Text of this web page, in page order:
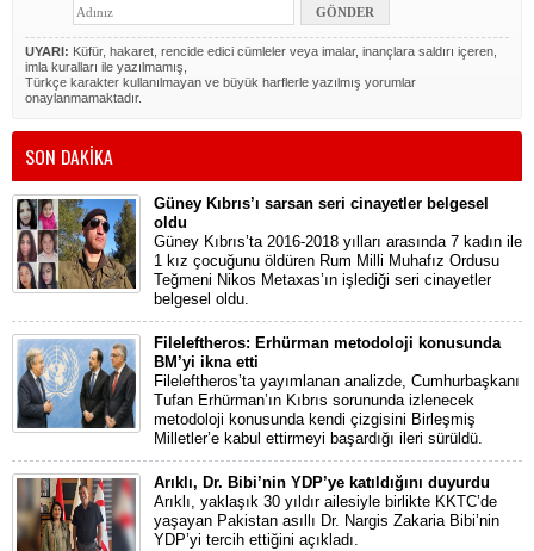
UYARI: Küfür, hakaret, rencide edici cümleler veya imalar, inançlara saldırı içeren,
imla kuralları ile yazılmamış,
Türkçe karakter kullanılmayan ve büyük harflerle yazılmış yorumlar
onaylanmamaktadır.
SON DAKİKA
Güney Kıbrıs’ı sarsan seri cinayetler belgesel
oldu
Güney Kıbrıs’ta 2016-2018 yılları arasında 7 kadın ile
1 kız çocuğunu öldüren Rum Milli Muhafız Ordusu
Teğmeni Nikos Metaxas’ın işlediği seri cinayetler
belgesel oldu.
Fileleftheros: Erhürman metodoloji konusunda
BM’yi ikna etti
Fileleftheros’ta yayımlanan analizde, Cumhurbaşkanı
Tufan Erhürman’ın Kıbrıs sorununda izlenecek
metodoloji konusunda kendi çizgisini Birleşmiş
Milletler’e kabul ettirmeyi başardığı ileri sürüldü.
Arıklı, Dr. Bibi’nin YDP’ye katıldığını duyurdu
Arıklı, yaklaşık 30 yıldır ailesiyle birlikte KKTC’de
yaşayan Pakistan asıllı Dr. Nargis Zakaria Bibi’nin
YDP’yi tercih ettiğini açıkladı.